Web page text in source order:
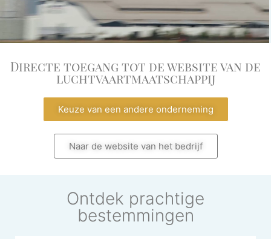
Directe toegang tot de website van de
luchtvaartmaatschappij
Keuze van een andere onderneming
Naar de website van het bedrijf
Ontdek prachtige
bestemmingen